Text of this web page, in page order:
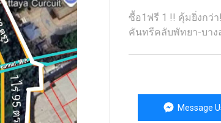
ซื้อ1ฟรี 1 !! คุ้มยิ่งกว่
คันทรีคลับพัทยา-บาง
Message